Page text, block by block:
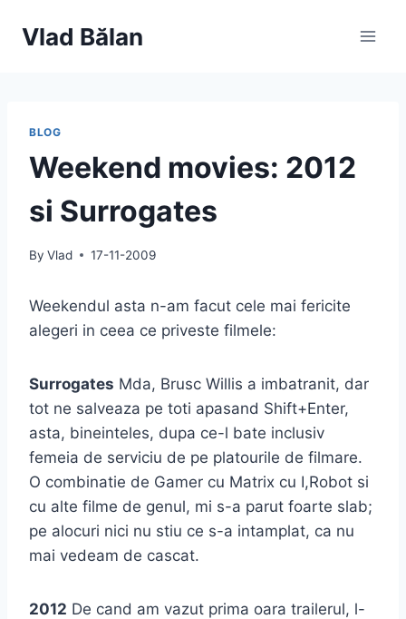
Vlad Bălan
BLOG
Weekend movies: 2012
si Surrogates
By Vlad 17-11-2009
Weekendul asta n-am facut cele mai fericite
alegeri in ceea ce priveste filmele:
Surrogates Mda, Brusc Willis a imbatranit, dar
tot ne salveaza pe toti apasand Shift+Enter,
asta, bineinteles, dupa ce-l bate inclusiv
femeia de serviciu de pe platourile de filmare.
O combinatie de Gamer cu Matrix cu I,Robot si
cu alte filme de genul, mi s-a parut foarte slab;
pe alocuri nici nu stiu ce s-a intamplat, ca nu
mai vedeam de cascat.
2012 De cand am vazut prima oara trailerul, l-